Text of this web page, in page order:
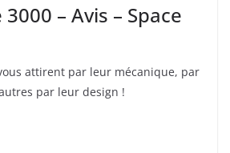
– Avis – Space
attirent par leur mécanique, par
par leur design !